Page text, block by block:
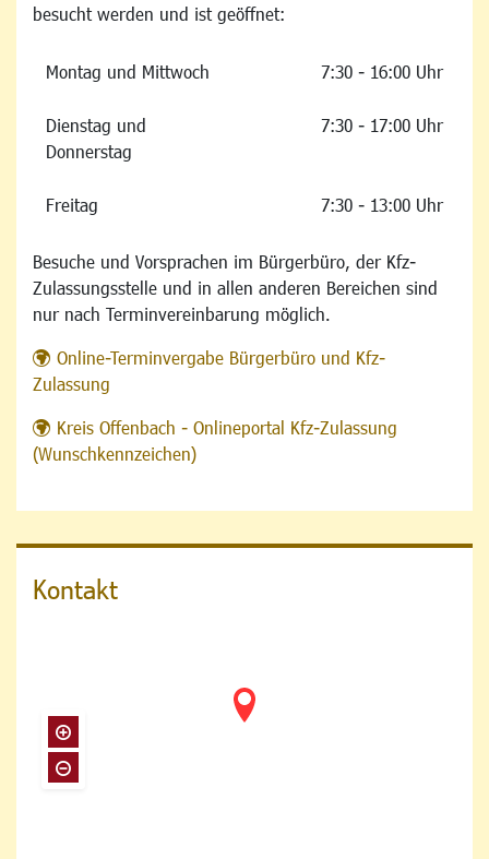
besucht werden und ist geöffnet:
Montag und Mittwoch 7:30 - 16:00 Uhr
Dienstag und
Donnerstag
7:30 - 17:00 Uhr
Freitag 7:30 - 13:00 Uhr
Besuche und Vorsprachen im Bürgerbüro, der Kfz-
Zulassungsstelle und in allen anderen Bereichen sind
nur nach Terminvereinbarung möglich.
Online-Terminvergabe Bürgerbüro und Kfz-
Zulassung
Kreis Offenbach - Onlineportal Kfz-Zulassung
(Wunschkennzeichen)
Kontakt